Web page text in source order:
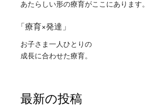
あたらしい形の療育がここにあります。
「療育×発達」
お子さま一人ひとりの
成長に合わせた療育。
最新の投稿